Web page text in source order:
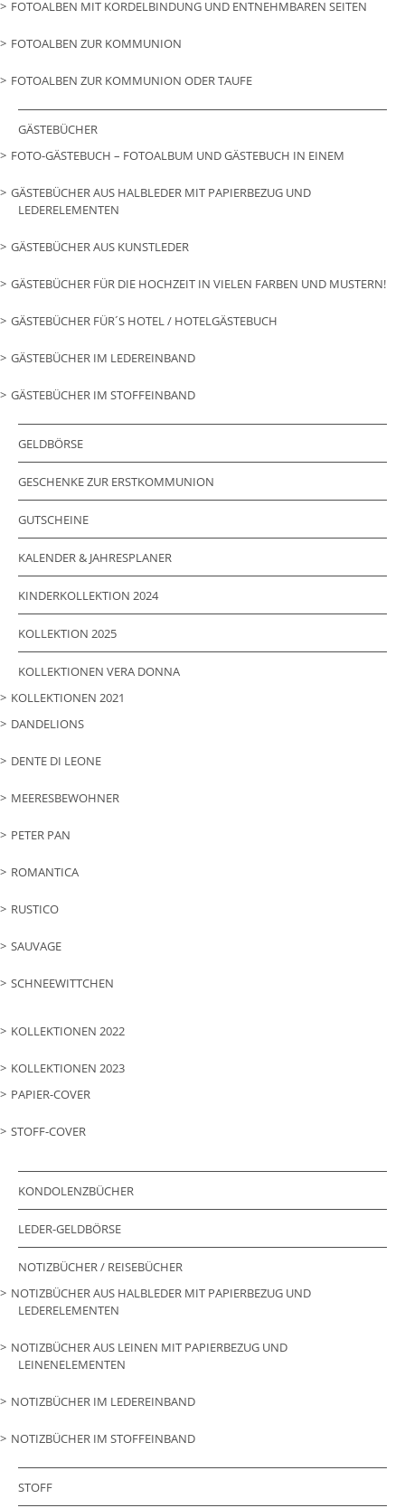
FOTOALBEN MIT KORDELBINDUNG UND ENTNEHMBAREN SEITEN
FOTOALBEN ZUR KOMMUNION
FOTOALBEN ZUR KOMMUNION ODER TAUFE
GÄSTEBÜCHER
FOTO-GÄSTEBUCH – FOTOALBUM UND GÄSTEBUCH IN EINEM
GÄSTEBÜCHER AUS HALBLEDER MIT PAPIERBEZUG UND
LEDERELEMENTEN
GÄSTEBÜCHER AUS KUNSTLEDER
GÄSTEBÜCHER FÜR DIE HOCHZEIT IN VIELEN FARBEN UND MUSTERN!
GÄSTEBÜCHER FÜR´S HOTEL / HOTELGÄSTEBUCH
GÄSTEBÜCHER IM LEDEREINBAND
GÄSTEBÜCHER IM STOFFEINBAND
GELDBÖRSE
GESCHENKE ZUR ERSTKOMMUNION
GUTSCHEINE
KALENDER & JAHRESPLANER
KINDERKOLLEKTION 2024
KOLLEKTION 2025
KOLLEKTIONEN VERA DONNA
KOLLEKTIONEN 2021
DANDELIONS
DENTE DI LEONE
MEERESBEWOHNER
PETER PAN
ROMANTICA
RUSTICO
SAUVAGE
SCHNEEWITTCHEN
KOLLEKTIONEN 2022
KOLLEKTIONEN 2023
PAPIER-COVER
STOFF-COVER
KONDOLENZBÜCHER
LEDER-GELDBÖRSE
NOTIZBÜCHER / REISEBÜCHER
NOTIZBÜCHER AUS HALBLEDER MIT PAPIERBEZUG UND
LEDERELEMENTEN
NOTIZBÜCHER AUS LEINEN MIT PAPIERBEZUG UND
LEINENELEMENTEN
NOTIZBÜCHER IM LEDEREINBAND
NOTIZBÜCHER IM STOFFEINBAND
STOFF